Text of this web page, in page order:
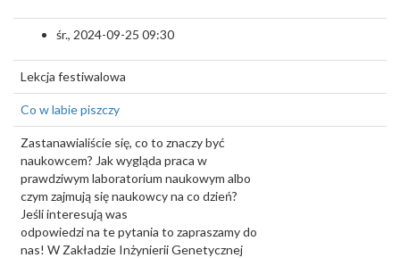
śr., 2024-09-25 09:30
Lekcja festiwalowa
Co w labie piszczy
Zastanawialiście się, co to znaczy być
naukowcem? Jak wygląda praca w
prawdziwym laboratorium naukowym albo
czym zajmują się naukowcy na co dzień?
Jeśli interesują was
odpowiedzi na te pytania to zapraszamy do
nas! W Zakładzie Inżynierii Genetycznej